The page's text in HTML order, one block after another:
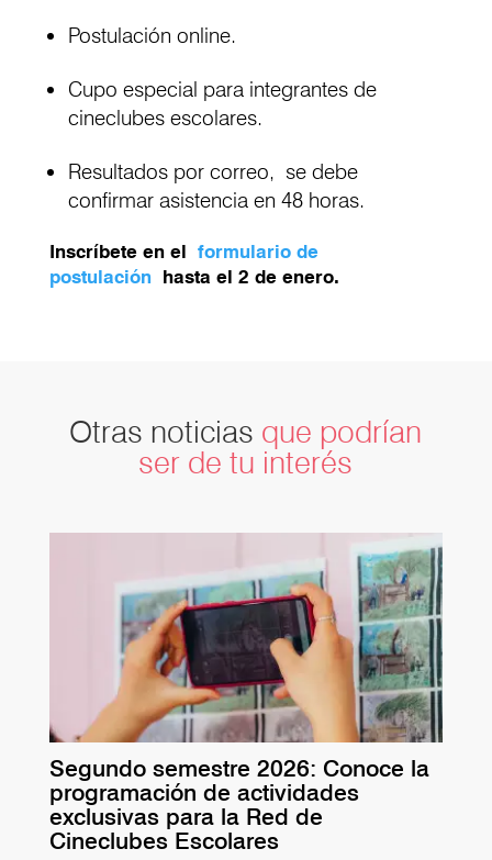
Postulación online.
Cupo especial para integrantes de
cineclubes escolares.
Resultados por correo, se debe
confirmar asistencia en 48 horas.
Inscríbete en el formulario de
postulaciónhasta el 2 de enero.
Otras noticias que podrían
ser de tu interés
Segundo semestre 2026: Conoce la
programación de actividades
exclusivas para la Red de
Cineclubes Escolares